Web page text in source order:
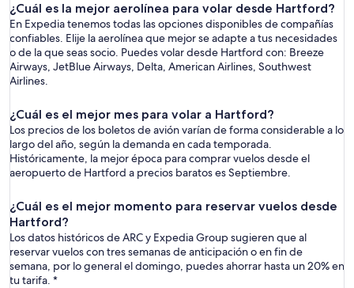
¿Cuál es la mejor aerolínea para volar desde Hartford?
En Expedia tenemos todas las opciones disponibles de compañías
confiables. Elije la aerolínea que mejor se adapte a tus necesidades
o de la que seas socio. Puedes volar desde Hartford con: Breeze
Airways, JetBlue Airways, Delta, American Airlines, Southwest
Airlines.
¿Cuál es el mejor mes para volar a Hartford?
Los precios de los boletos de avión varían de forma considerable a lo
largo del año, según la demanda en cada temporada.
Históricamente, la mejor época para comprar vuelos desde el
aeropuerto de Hartford a precios baratos es Septiembre.
¿Cuál es el mejor momento para reservar vuelos desde
Hartford?
Los datos históricos de ARC y Expedia Group sugieren que al
reservar vuelos con tres semanas de anticipación o en fin de
semana, por lo general el domingo, puedes ahorrar hasta un 20% en
tu tarifa. *